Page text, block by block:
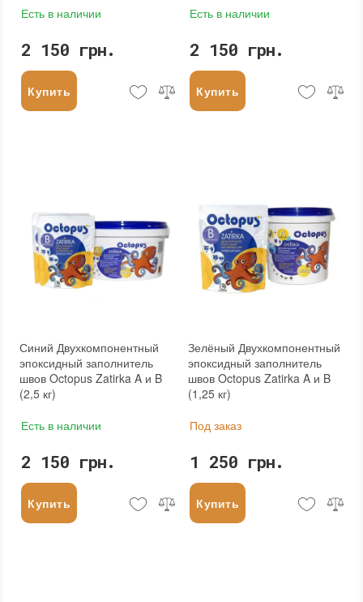
Есть в наличии
2 150 грн.
Купить
Есть в наличии
2 150 грн.
Купить
Синий Двухкомпонентный
эпоксидный заполнитель
швов Octopus Zatirka A и B
(2,5 кг)
Есть в наличии
2 150 грн.
Купить
Зелёный Двухкомпонентный
эпоксидный заполнитель
швов Octopus Zatirka A и B
(1,25 кг)
Под заказ
1 250 грн.
Купить